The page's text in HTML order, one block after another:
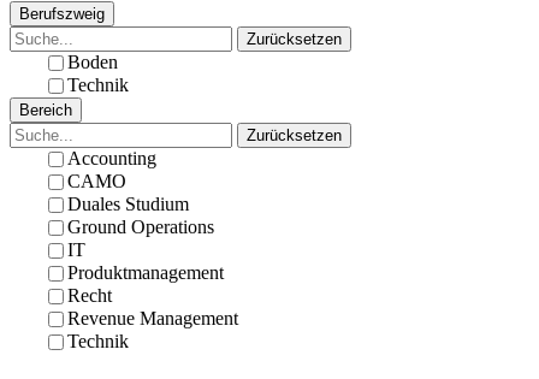
Berufszweig
Zurücksetzen
Boden
Technik
Bereich
Zurücksetzen
Accounting
CAMO
Duales Studium
Ground Operations
IT
Produktmanagement
Recht
Revenue Management
Technik